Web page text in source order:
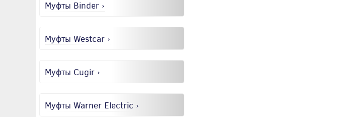
Муфты Binder ›
Муфты Westcar ›
Муфты Cugir ›
Муфты Warner Electric ›